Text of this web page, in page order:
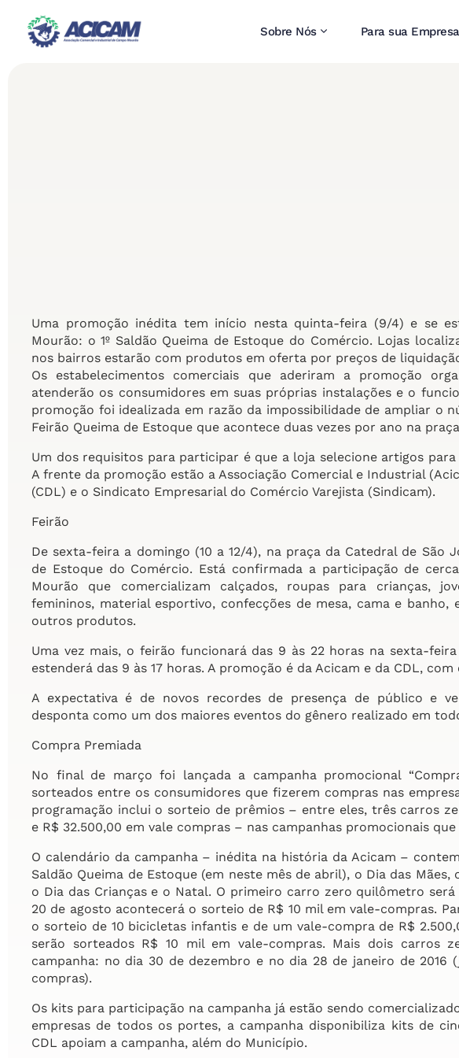
Sobre Nós Para sua Empresa
Uma promoção inédita tem início nesta quinta-feira (9/4) e se
Mourão: o 1º Saldão Queima de Estoque do Comércio. Lojas
nos bairros estarão com produtos em oferta por preços de
Os estabelecimentos comerciais que aderiram a promoção
atenderão os consumidores em suas próprias instalações e o
promoção foi idealizada em razão da impossibilidade de ampliar o
Feirão Queima de Estoque que acontece duas vezes por ano na
Um dos requisitos para participar é que a loja selecione artigos
A frente da promoção estão a Associação Comercial e Industrial
(CDL) e o Sindicato Empresarial do Comércio Varejista (Sindicam).
Feirão
De sexta-feira a domingo (10 a 12/4), na praça da Catedral de São
de Estoque do Comércio. Está confirmada a participação de
Mourão que comercializam calçados, roupas para crianças,
femininos, material esportivo, confecções de mesa, cama e banho,
outros produtos.
Uma vez mais, o feirão funcionará das 9 às 22 horas na sexta-
estenderá das 9 às 17 horas. A promoção é da Acicam e da CDL,
A expectativa é de novos recordes de presença de público e
desponta como um dos maiores eventos do gênero realizado em
Compra Premiada
No final de março foi lançada a campanha promocional
sorteados entre os consumidores que fizerem compras nas
programação inclui o sorteio de prêmios – entre eles, três carros
e R$ 32.500,00 em vale compras – nas campanhas promocionais
O calendário da campanha – inédita na história da Acicam –
Saldão Queima de Estoque (em neste mês de abril), o Dia das Mães,
o Dia das Crianças e o Natal. O primeiro carro zero quilômetro
20 de agosto acontecerá o sorteio de R$ 10 mil em vale-compras.
o sorteio de 10 bicicletas infantis e de um vale-compra de R$
serão sorteados R$ 10 mil em vale-compras. Mais dois carros
campanha: no dia 30 de dezembro e no dia 28 de janeiro de 2016
compras).
Os kits para participação na campanha já estão sendo
empresas de todos os portes, a campanha disponibiliza kits de
CDL apoiam a campanha, além do Município.